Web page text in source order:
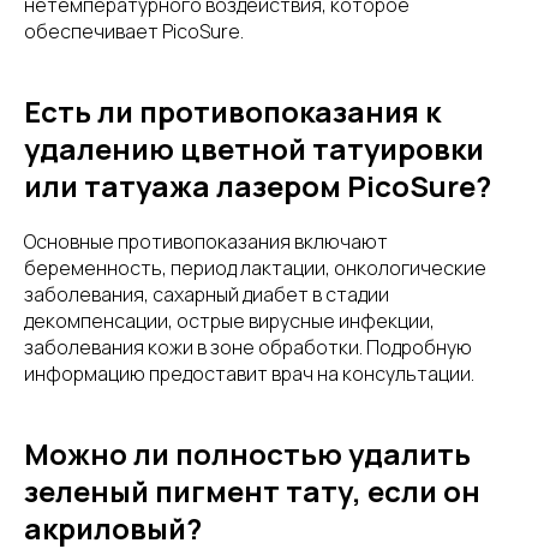
обеспечивает PicoSure.
Есть ли противопоказания к
удалению цветной татуировки
или татуажа лазером PicoSure?
Основные противопоказания включают
беременность, период лактации, онкологические
заболевания, сахарный диабет в стадии
декомпенсации, острые вирусные инфекции,
заболевания кожи в зоне обработки. Подробную
информацию предоставит врач на консультации.
Можно ли полностью удалить
зеленый пигмент тату, если он
акриловый?